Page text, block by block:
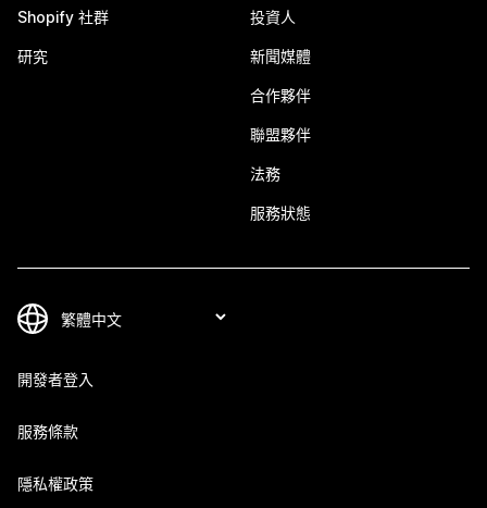
Shopify 社群
研究
投資人
新聞媒體
合作夥伴
聯盟夥伴
法務
服務狀態
開發者登入
服務條款
隱私權政策